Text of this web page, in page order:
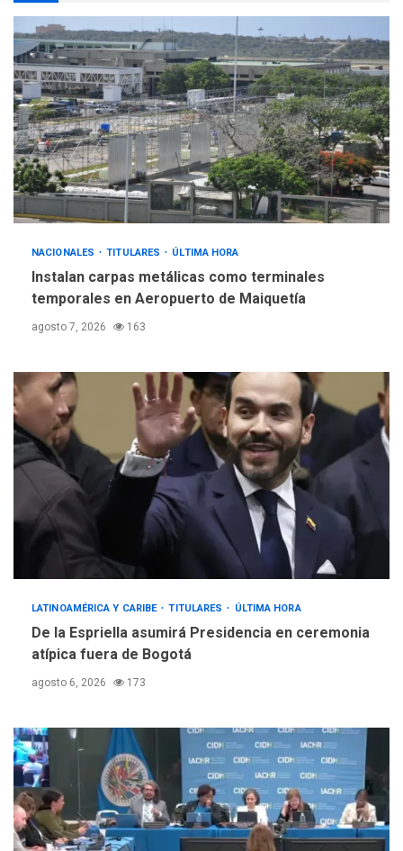
5
Hiroshima 81 años de la
debacle atómica. Japón
debate principios no
nucleares
NACIONALES TITULARES ÚLTIMA HORA
Instalan carpas metálicas como terminales
temporales en Aeropuerto de Maiquetía
agosto 7, 2026 163
LATINOAMÉRICA Y CARIBE TITULARES ÚLTIMA HORA
De la Espriella asumirá Presidencia en ceremonia
atípica fuera de Bogotá
agosto 6, 2026 173